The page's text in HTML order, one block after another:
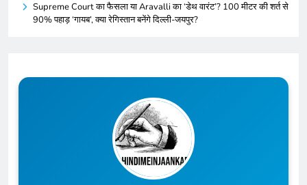
Supreme Court का फैसला या Aravalli का ‘डेथ वारंट’? 100 मीटर की शर्त से
90% पहाड़ ‘गायब’, क्या रेगिस्तान बनेंगे दिल्ली-जयपुर?